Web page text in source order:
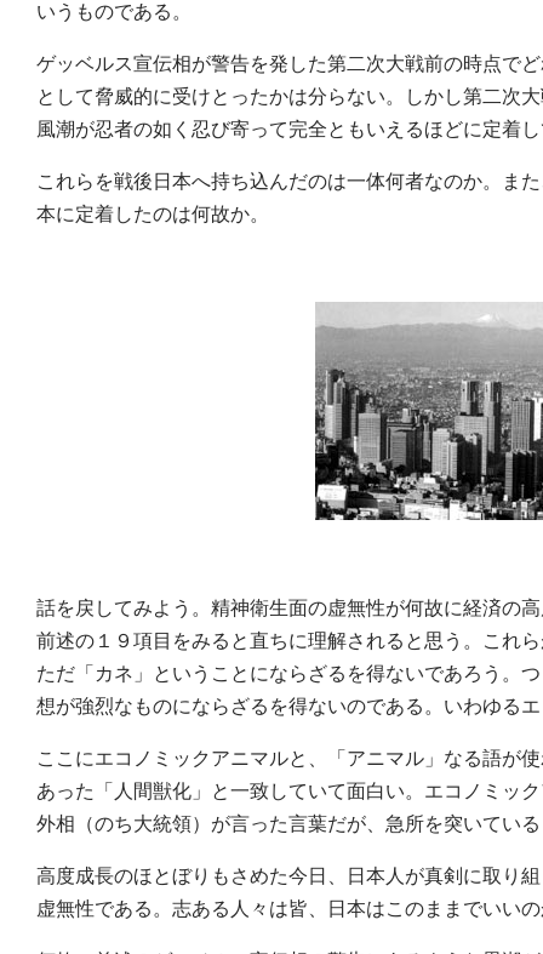
いうものである。
ゲッベルス宣伝相が警告を発した第二次大戦前の時点で
として脅威的に受けとったかは分らない。しかし第二次
風潮が忍者の如く忍び寄って完全ともいえるほどに定着
これらを戦後日本へ持ち込んだのは一体何者なのか。ま
本に定着したのは何故か。
話を戻してみよう。精神衛生面の虚無性が何故に経済の
前述の１９項目をみると直ちに理解されると思う。これ
ただ「カネ」ということにならざるを得ないであろう。
想が強烈なものにならざるを得ないのである。いわゆる
ここにエコノミックアニマルと、「アニマル」なる語が
あった「人間獣化」と一致していて面白い。エコノミッ
外相（のち大統領）が言った言葉だが、急所を突いてい
高度成長のほとぼりもさめた今日、日本人が真剣に取り
虚無性である。志ある人々は皆、日本はこのままでいい